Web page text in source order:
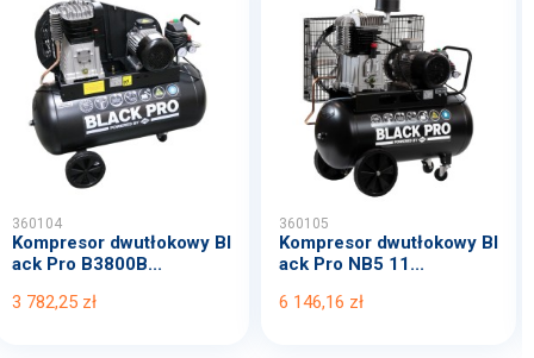
360104
Kompresor dwutłokowy Bl
ack Pro B3800B...
3 782,25 zł
360105
Kompresor dwutłokowy Bl
ack Pro NB5 11...
6 146,16 zł